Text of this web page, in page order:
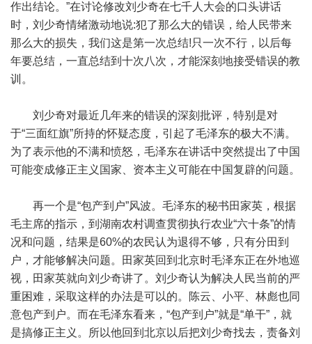
作出结论。”在讨论修改刘少奇在七千人大会的口头讲话
时，刘少奇情绪激动地说:犯了那么大的错误，给人民带来
那么大的损失，我们这是第一次总结!只一次不行，以后每
年要总结，一直总结到十次八次，才能深刻地接受错误的教
训。
刘少奇对最近几年来的错误的深刻批评，特别是对
于“三面红旗”所持的怀疑态度，引起了毛泽东的极大不满。
为了表示他的不满和愤怒，毛泽东在讲话中突然提出了中国
可能变成修正主义国家、资本主义可能在中国复辟的问题。
再一个是“包产到户”风波。毛泽东的秘书田家英，根据
毛主席的指示，到湖南农村调查贯彻执行农业“六十条”的情
况和问题，结果是60%的农民认为退得不够，只有分田到
户，才能够解决问题。田家英回到北京时毛泽东正在外地巡
视，田家英就向刘少奇讲了。刘少奇认为解决人民当前的严
重困难，采取这样的办法是可以的。陈云、小平、林彪也同
意包产到户。而在毛泽东看来，“包产到户”就是“单干”，就
是搞修正主义。所以他回到北京以后把刘少奇找去，责备刘